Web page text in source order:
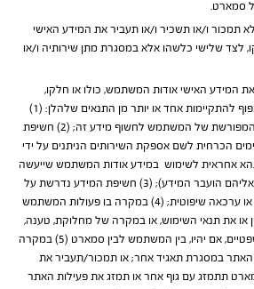
סמארט.
תמכור ו/או תשכיר ו/או תעביר את המידע האישי
לצד שלישי כלשהו אלא במסגרת מתן שירותיה ו/או
המידע האישי אודות המשתמש, כולו או חלקו,
לצדדים שלישיים כלשהם בכפוף להתקיימות אחד או יותר מן התנאים שלהלן: (1)
סמארט קבלה את הסכמתו המפורשת של המשתמש לחשוף מידע זה; (2) חשיפת
הכרחית לשם אספקת השירותים הניתנים על ידי
אחראית לשימוש במידע אודות המשתמש שייעשה
על ידי אותם צדדים שלישיים אליהם הועבר המידע); (3) חשיפת המידע נדרשת על
פי דין או הנחיית רשות מדינה או ערכאה שיפוטית; (4) במקרה בו פעולות המשתמש
או את תנאי השימוש, או במקרה של מחלוקת, טענה,
תביעה, דרישה או הליכים משפטיים, אם יהיו, בין המשתמש לבין סמארט (5) במקרה
האתר במסגרת תאגיד אחר; או תמכור/תעביר את
תתמזג עם גוף אחר או תמזג את פעילות האתר